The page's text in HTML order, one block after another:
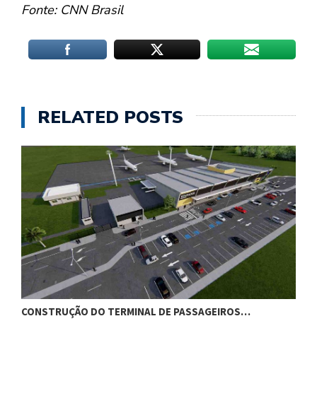
Fonte: CNN Brasil
RELATED POSTS
CONSTRUÇÃO DO TERMINAL DE PASSAGEIROS…